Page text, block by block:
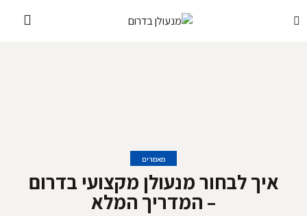
מאמרים
איך לבחור מנעולן מקצועי בדרום
– המדריך המלא